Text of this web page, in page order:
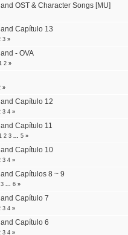
OST & Character Songs [MU]
Capítulo 13
3 »
- OVA
1 2 »
»
Capítulo 12
3 4 »
Capítulo 11
1 2 3 5 »
Capítulo 10
3 4 »
Capítulos 8 ~ 9
3 6 »
Capítulo 7
3 4 »
Capítulo 6
3 4 »